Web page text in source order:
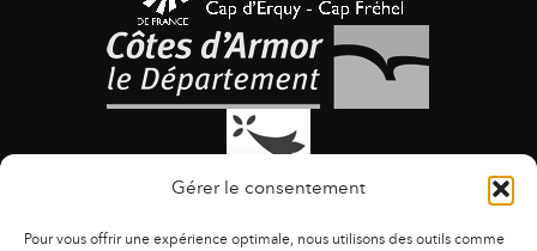
Gérer le consentement
Pour vous offrir une expérience optimale, nous utilisons des outils comme